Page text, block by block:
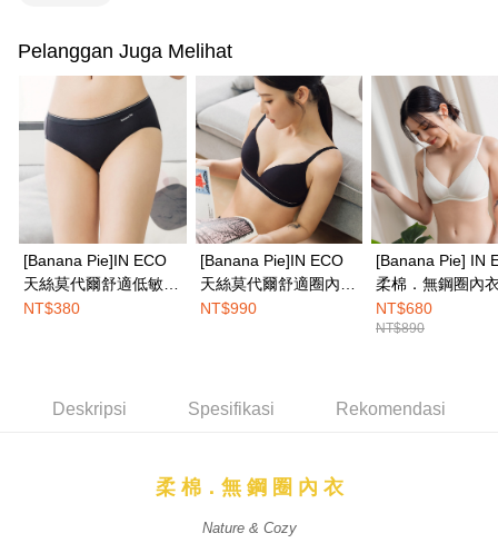
ditambah dengan bilangan hari yang boleh dilanjutkan oleh AFTEE. Anda
pesanan. Walau bagaimanapun, tiada jaminan bahawa anda boleh
menerima pesanan anda semasa tempoh pembayaran (cth.: produk
prapesanan atau produk yang mungkin mengambil masa yang lebih
lama untuk dihantar). Oleh itu, anda dikehendaki membuat pembayaran
kepada AFTEE dalam tempoh sama ada anda menerima pesanan.
Kedua, Sekatan Pembayaran
1. Jumlah yang diperakui untuk pengguna kali pertama boleh sehingga
NT$10,000. Amaun diperakui sebenar yang diluluskan akan berdasarkan
keputusan pensijilan dan semakan oleh AFTEE.
2. Amaun perbelanjaan minimum mestilah lebih besar daripada NT$20.
3. Pada masa ini hanya tersedia untuk ahli Taiwan.
akan menggunakan data peribadi yang dikumpul (termasuk nama
(https://aftee.tw/privacypolicy/ ) untuk maklumat lanjut.
Jumlah yang diperakui untuk pengguna kali pertama yang lulus
付款後7-11取貨
NT$100/pesanan | Penghantaran percuma untuk pesanan
NT$1,500 atau lebih
NT$100/pesanan | Penghantaran percuma untuk pesanan
NT$1,500 atau lebih
EASY SHOP門市速取
Penghantaran percuma
Penghantaran ke luar negara Kadar Penghantaran
Pelanggan Juga Melihat
[Banana Pie]IN ECO
天絲莫代爾舒適低敏三
角內褲-烏木黑
NT$380
[Banana Pie]IN ECO
天絲莫代爾舒適圈內
衣-烏木黑
NT$990
[Banana Pie] IN
柔棉．無鋼圈內
山白
NT$680
NT$890
Deskripsi Spesifikasi Rekomendasi
柔 棉．無 鋼 圈 內 衣
Nature & Cozy